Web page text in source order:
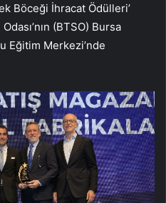
Böceği İhracat Ödülleri’
(BTSO) Bursa
Eğitim Merkezi’nde